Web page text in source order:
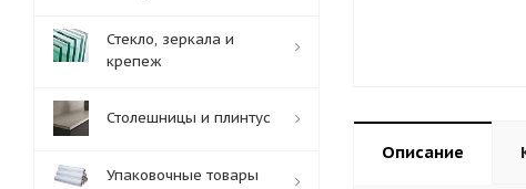
Описание
Стекло, зеркала и
крепеж
Столешницы и плинтус
Упаковочные товары